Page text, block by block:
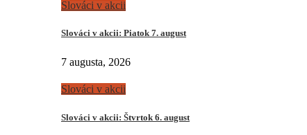
Slováci v akcii
Slováci v akcii: Piatok 7. august
7 augusta, 2026
Slováci v akcii
Slováci v akcii: Štvrtok 6. august